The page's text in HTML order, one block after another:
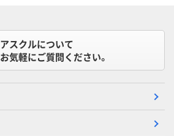
アスクルについて
お気軽にご質問ください。